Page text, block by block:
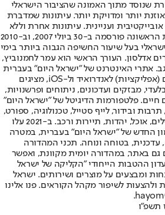
שנוסד מתוך האמונה שהציבור הישראלי
יותר ומדויקת יותר. עיתונות שמדברת
ועניינית. עיתונות אחרת וללא
תשלום. המהדורה המודפסת הראשונה פורסמה ב-30 ביולי 2007, וב-2010
בעל שיעור החשיפה הגבוה ביותר בימי
אדלסון. העורך הראשי הוא עמר לחמנוביץ,
אתרי האינטרנט של "ישראל היום" בעברית
ובאנגלית, כמו כן היישומונים (אפליקציות) לאנדרואיד ול-iOS, מציגים
מבזקים ועדכונים, ניתוחים ופרשנויות,
חיים. פלטפורמות הדיגיטל של "ישראל היום"
ובידור, לייף סטייל, טכנולוגיה, ספורט,
כלכלה וצרכנות, בריאות, חיילים, אוכל, יהדות, תיירות ורכב. ב-2021 עלו
החדש של "ישראל היום" בעברית, במטרה
עדכנית, בטוחה ונוחה. תכני המהדורה
גם באתר, במהדורה יומית מקוונת, ואפשר
ההטבות הייחודי "הקליקה של ישראל
ומבצעים על מוצרים ושירותים. ישראל
ולהצעות לשיפור מקהל הקוראים. פנו אלינו
תשפ"ו